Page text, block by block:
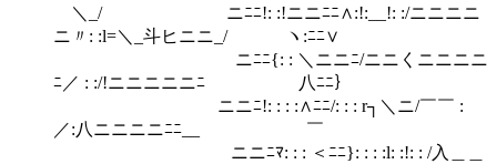
＼_/ ニﾆﾆ!: :!ニニﾆﾆ∧:!:__!: :/ニニニニ
ニ〃: :l=＼_斗ヒニニ_/ ヽ:ﾆﾆ∨
ニﾆﾆ{: : ＼ニニﾆ/ニニくニニニニ
ﾆ／ : :/!ニニニニニﾆ 八ﾆﾆ｝
ニニﾆ!: : : :∧ﾆﾆ/: : : r┐＼ニ/￣￣ :
／:八ニニニニﾆﾆ__ ￣
ニニﾆﾏ: : : ＜ﾆﾆ}: : : :l: :!: : /入＿＿